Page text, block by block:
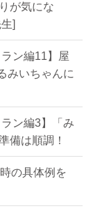
が気にな
]
ン編11】屋
みいちゃんに
ン編3】「み
備は順調！
の具体例を